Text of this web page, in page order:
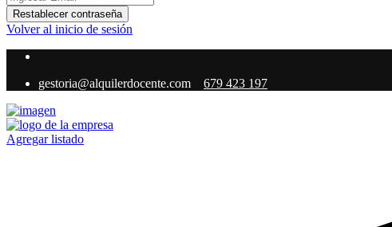
Restablecer contraseña
Volver al inicio de sesión
gestoria@alquilerdocente.com 679 423 197
Agregar listado